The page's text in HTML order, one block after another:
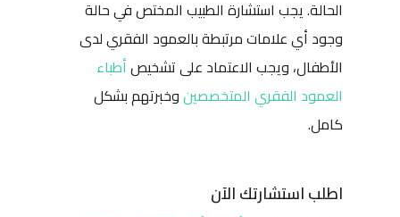
الحالة. يجب استشارة الطبيب المختص في حالة
وجود أي علامات مرتبطة بالعمود الفقري لدى
الأطفال، ويجب الاعتماد على تشخيصأطباء
العمود الفقري المتخصصينوخبرتهم بشكل
كامل.
اطلب استشارتك الآن